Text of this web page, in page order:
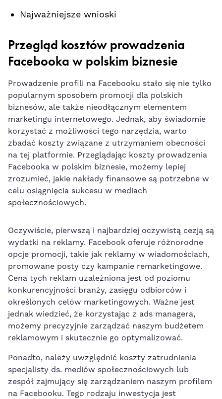
Najważniejsze wnioski
Przegląd kosztów prowadzenia
Facebooka w polskim biznesie
Prowadzenie profili⁢ na Facebooku stało się nie tylko
popularnym sposobem promocji dla polskich
biznesów, ale także nieodłącznym ⁣elementem
marketingu internetowego. Jednak, aby świadomie
korzystać z możliwości tego narzędzia, ‌warto
zbadać koszty związane z utrzymaniem obecności
na tej platformie. Przeglądając koszty prowadzenia
Facebooka w polskim biznesie, możemy lepiej
zrozumieć, jakie nakłady finansowe są ⁤potrzebne w
celu osiągnięcia sukcesu w mediach
społecznościowych.
Oczywiście, pierwszą i najbardziej oczywistą cezją są
wydatki na reklamy. Facebook oferuje różnorodne
opcje promocji, takie jak reklamy w wiadomościach,
promowane posty czy kampanie remarketingowe.
Cena tych reklam uzależniona jest od poziomu
konkurencyjności ⁤branży, zasięgu odbiorców i
określonych celów marketingowych. Ważne‍ jest
jednak wiedzieć, że korzystając z ads managera,
możemy precyzyjnie zarządzać naszym budżetem
reklamowym i skutecznie go​ optymalizować.
Ponadto,⁤ należy ‍uwzględnić koszty zatrudnienia
specjalisty ds. mediów społecznościowych lub
zespół zajmujący się zarządzaniem naszym profilem
na Facebooku. Tego rodzaju inwestycja jest